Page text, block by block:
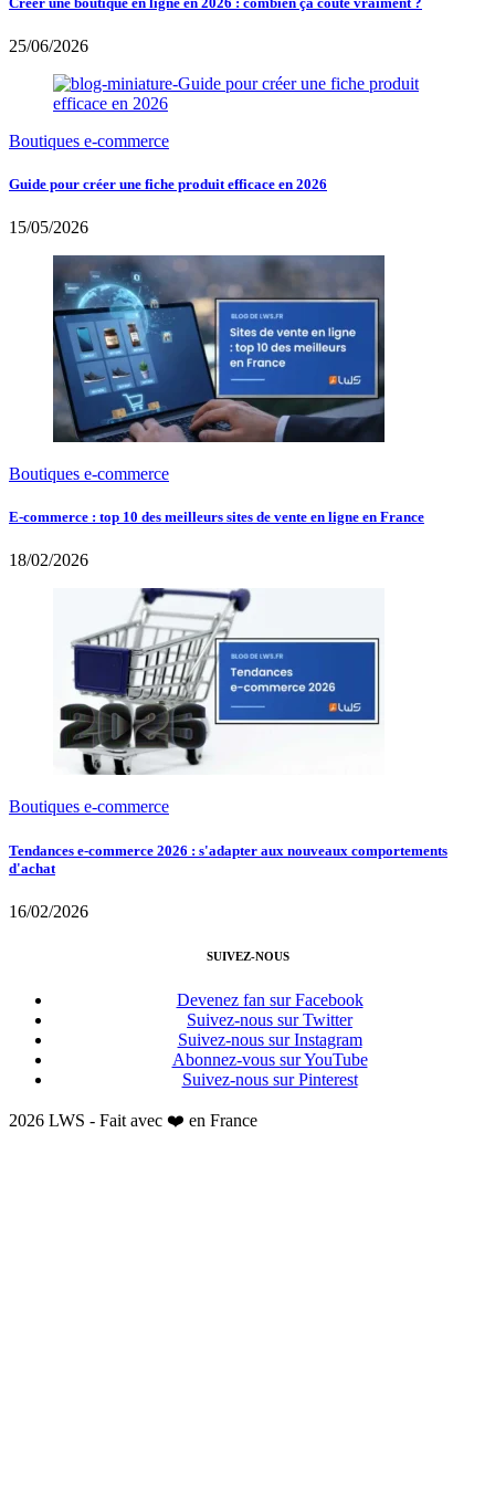
25/06/2026
Boutiques e-commerce
Guide pour créer une fiche produit efficace en 2026
15/05/2026
Boutiques e-commerce
E-commerce : top 10 des meilleurs sites de vente en ligne en France
18/02/2026
Boutiques e-commerce
Tendances e-commerce 2026 : s'adapter aux nouveaux comportements
d'achat
16/02/2026
SUIVEZ-NOUS
Devenez fan sur Facebook
Suivez-nous sur Twitter
Suivez-nous sur Instagram
Abonnez-vous sur YouTube
Suivez-nous sur Pinterest
2026 LWS - Fait avec ❤️ en France